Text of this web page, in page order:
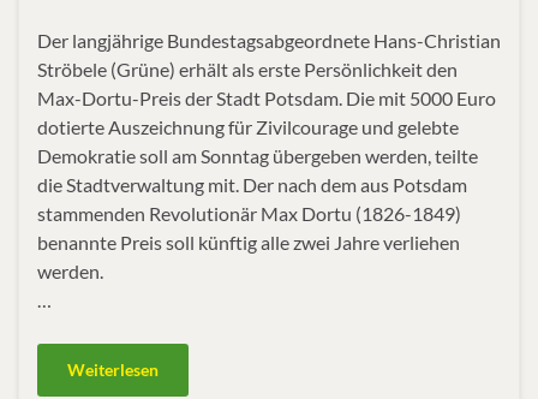
Der langjährige Bundestagsabgeordnete Hans-Christian
Ströbele (Grüne) erhält als erste Persönlichkeit den
Max-Dortu-Preis der Stadt Potsdam. Die mit 5000 Euro
dotierte Auszeichnung für Zivilcourage und gelebte
Demokratie soll am Sonntag übergeben werden, teilte
die Stadtverwaltung mit. Der nach dem aus Potsdam
stammenden Revolutionär Max Dortu (1826-1849)
benannte Preis soll künftig alle zwei Jahre verliehen
werden.
…
Weiterlesen